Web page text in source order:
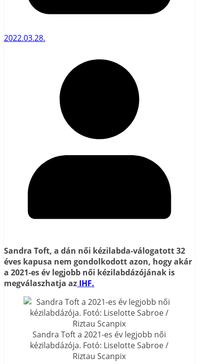
2022.03.28.
Sandra Toft, a dán női kézilabda-válogatott 32
éves kapusa nem gondolkodott azon, hogy akár
a 2021-es év legjobb női kézilabdázójának is
megválaszhatja az IHF.
Sandra Toft a 2021-es év legjobb női
kézilabdázója. Fotó: Liselotte Sabroe /
Riztau Scanpix